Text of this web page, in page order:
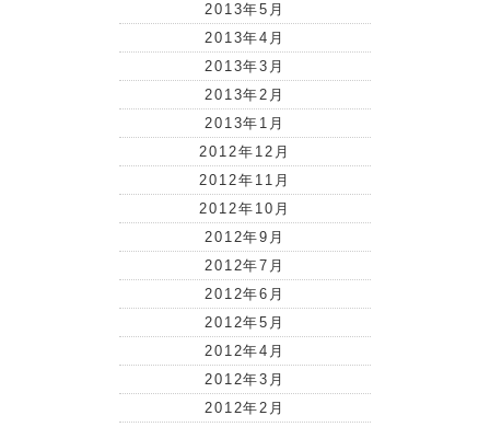
2013年5月
2013年4月
2013年3月
2013年2月
2013年1月
2012年12月
2012年11月
2012年10月
2012年9月
2012年7月
2012年6月
2012年5月
2012年4月
2012年3月
2012年2月